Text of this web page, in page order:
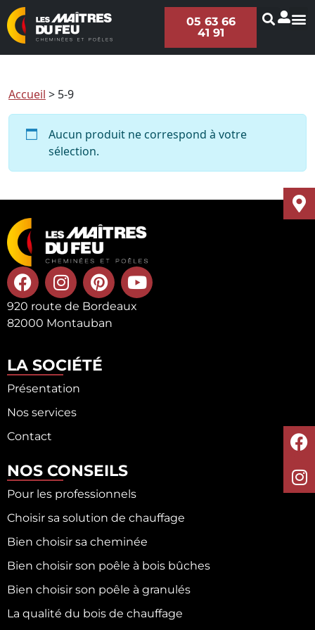
05 63 66
41 91
Accueil > 5-9
Aucun produit ne correspond à votre
sélection.
920 route de Bordeaux
82000 Montauban
LA SOCIÉTÉ
Présentation
Nos services
Contact
NOS CONSEILS
Pour les professionnels
Choisir sa solution de chauffage
Bien choisir sa cheminée
Bien choisir son poêle à bois bûches
Bien choisir son poêle à granulés
La qualité du bois de chauffage